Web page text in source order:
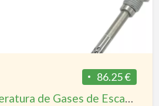
86.25 €
Sensor de Temperatura de Gases de Escape insignia